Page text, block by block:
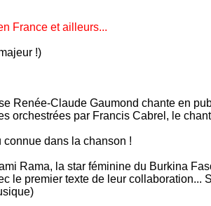
France et ailleurs...
!)
Renée-Claude Gaumond chante en
orchestrées par Francis Cabrel, le
dans la chanson !
Rama, la star féminine du Burkina
le premier texte de leur